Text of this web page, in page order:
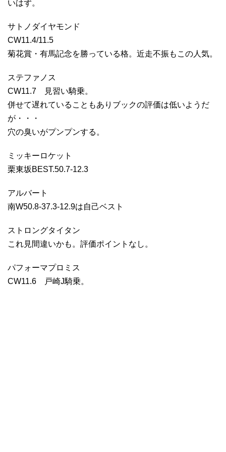
いはず。
サトノダイヤモンド
CW11.4/11.5
菊花賞・有馬記念を勝っている格。近走不振もこの人気。
ステファノス
CW11.7 見習い騎乗。
併せて遅れていることもありブックの評価は低いようだ
が・・・
穴の臭いがプンプンする。
ミッキーロケット
栗東坂BEST.50.7-12.3
アルバート
南W50.8-37.3-12.9は自己ベスト
ストロングタイタン
これ見間違いかも。評価ポイントなし。
パフォーマプロミス
CW11.6 戸崎J騎乗。